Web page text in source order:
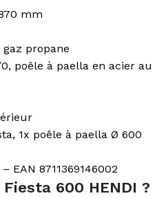
mm
propane
poêle à paella en acier au
1x poêle à paella Ø 600
EAN 8711369146002
600 HENDI ?